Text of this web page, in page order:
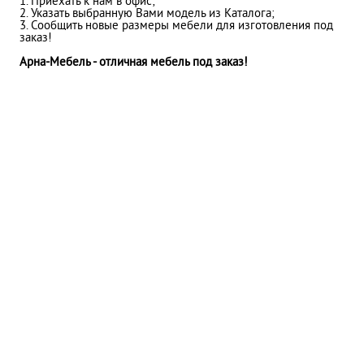
2. Указать выбранную Вами модель из Каталога;
3. Сообщить новые размеры мебели для изготовления под
заказ!
Арна-Мебель - отличная мебель под заказ!